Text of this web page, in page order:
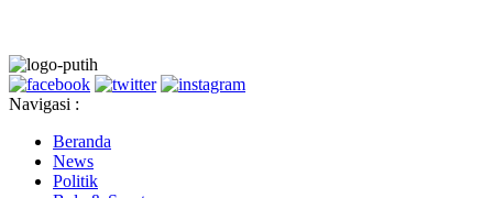
Navigasi :
Beranda
News
Politik